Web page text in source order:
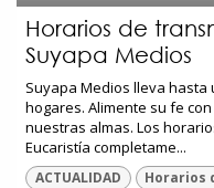
Horarios de
Suyapa Medios
Suyapa Medios lleva hasta
hogares. Alimente su fe
nuestras almas. Los
Eucaristía completame...
ACTUALIDAD
Horarios